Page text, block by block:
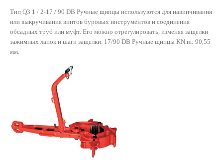
Тип Q3 1 / 2-17 / 90 DB Ручные щипцы используются для навинчивания
или выкручивания винтов буровых инструментов и соединения
обсадных труб или муфт. Его можно отрегулировать, изменяя защелки
зажимных лапок и шаги защелки. 17/90 DB Ручные щипцы KN.m: 90,55
мм.